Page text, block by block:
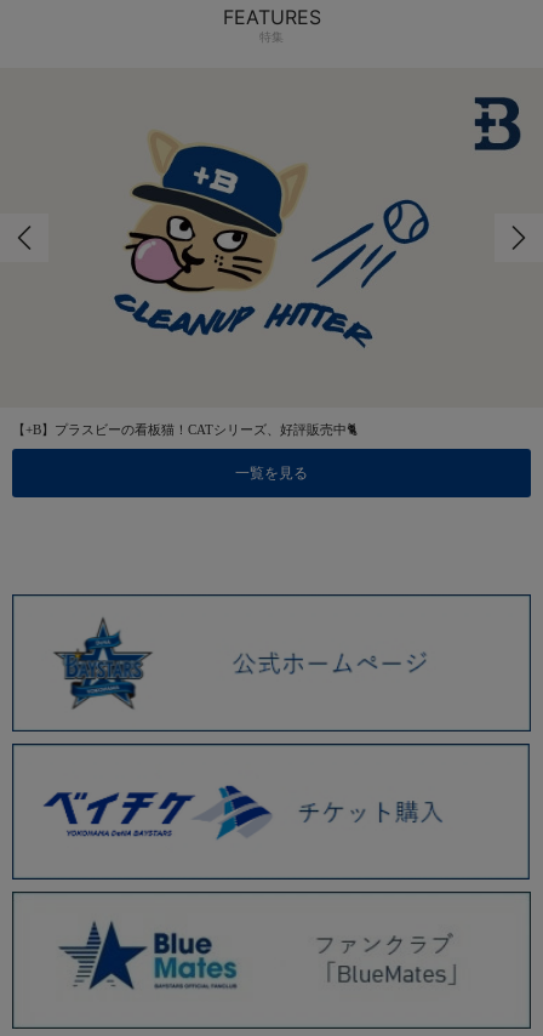
FEATURES
特集
【+B】プラスビーの看板猫！CATシリーズ、好評販売中🐈
一覧を見る